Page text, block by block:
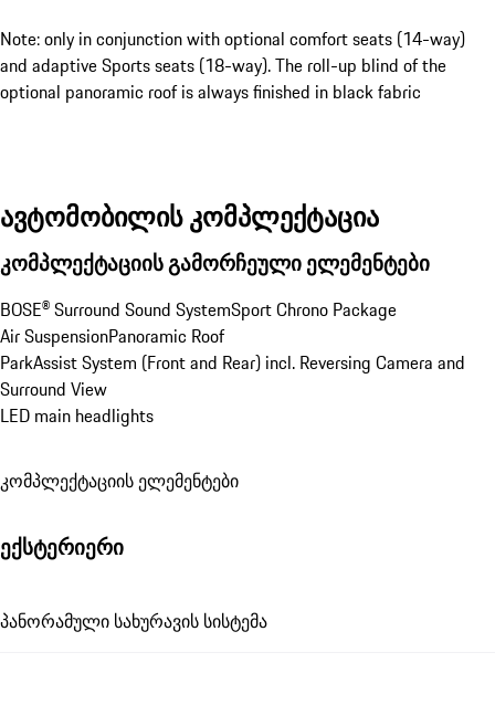
Note: only in conjunction with optional comfort seats (14-way)
and adaptive Sports seats (18-way). The roll-up blind of the
optional panoramic roof is always finished in black fabric
ავტომობილის კომპლექტაცია
კომპლექტაციის გამორჩეული ელემენტები
BOSE® Surround Sound SystemSport Chrono Package
Air SuspensionPanoramic Roof
ParkAssist System (Front and Rear) incl. Reversing Camera and
Surround View
LED main headlights
კომპლექტაციის ელემენტები
ექსტერიერი
პანორამული სახურავის სისტემა